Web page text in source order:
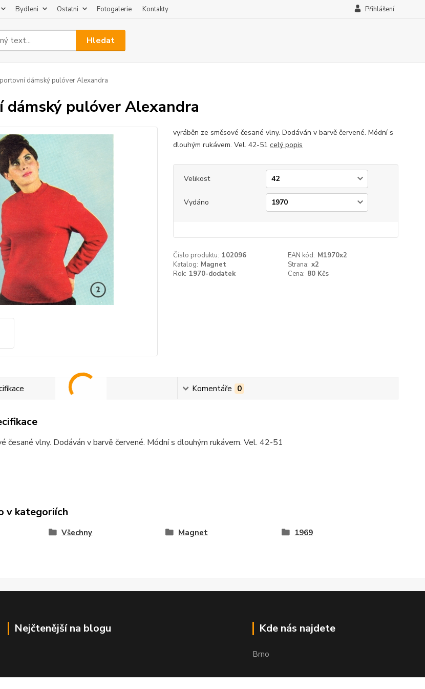
Bydleni Ostatni Fotogalerie Kontakty Přihlášení
Hledat
dámský pulóver Alexandra
dámský pulóver Alexandra
vyráběn ze směsové česané vlny. Dodáván v barvě červené. Módní s
dlouhým rukávem. Vel. 42-51 celý popis
Velikost
Vydáno
Číslo produktu: 102096 EAN kód: M1970x2
Katalog: Magnet Strana: x2
Rok: 1970-dodatek Cena: 80 Kčs
Komentáře 0
česané vlny. Dodáván v barvě červené. Módní s dlouhým rukávem. Vel. 42-51
v kategoriích
Všechny Magnet 1969
Nejčtenější na blogu Kde nás najdete
Brno